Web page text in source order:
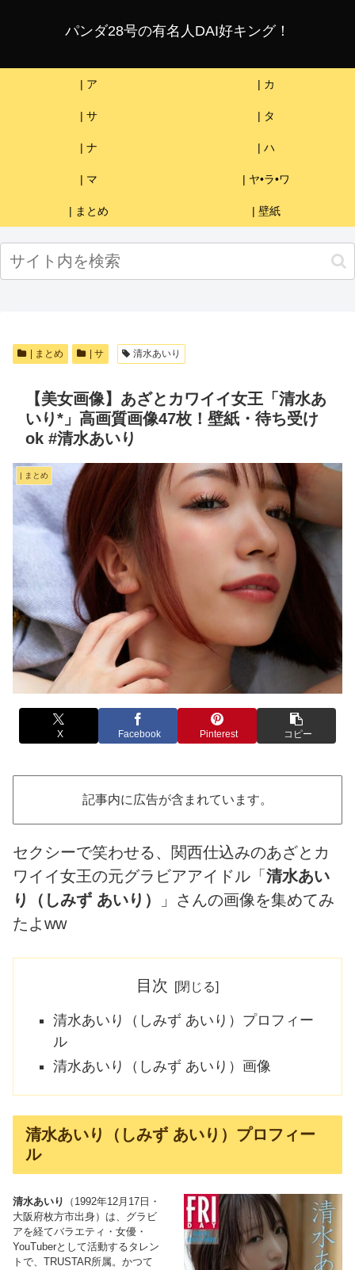
パンダ28号の有名人DAI好キング！
| ア | カ
| サ | タ
| ナ | ハ
| マ | ヤ•ラ•ワ
| まとめ | 壁紙
| まとめ | サ 清水あいり
【美女画像】あざとカワイイ女王「清水あ
いり*」高画質画像47枚！壁紙・待ち受け
ok #清水あいり
| まとめ
X Facebook Pinterest コピー
記事内に広告が含まれています。
セクシーで笑わせる、関西仕込みのあざとカ
ワイイ女王の元グラビアアイドル「 清水あい
り（しみず あいり）
」さんの画像を集めてみ
たよww
目次
清水あいり（しみず あいり）プロフィー
ル
清水あいり（しみず あいり）画像
清水あいり（しみず あいり）プロフィー
ル
清水あいり
（1992年12月17日・
大阪府枚方市出身）は、グラビ
アを経てバラエティ・女優・
YouTuberとして活動するタレン
トで、TRUSTAR所属。かつて